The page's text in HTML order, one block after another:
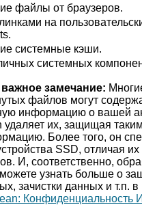
файлы от браузеров.
на
системные кэши.
системных
замечание:
файлов могут
информацию о вашей
удаляет их, защищая
Более того, он
SSD, отличая
И, соответственно,
узнать больше о
зачистки данных и т.п.
Конфиденциальность